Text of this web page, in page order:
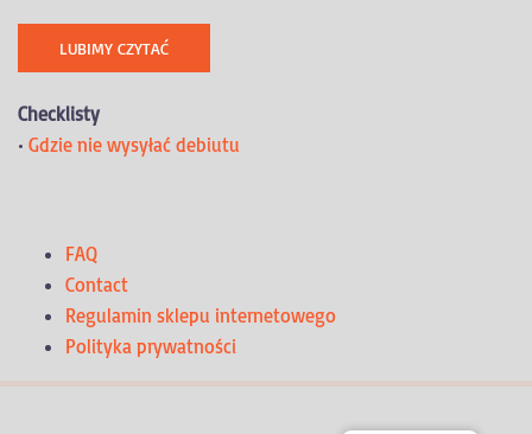
LUBIMY CZYTAĆ
Checklisty
• Gdzie nie wysyłać debiutu
FAQ
Contact
Regulamin sklepu internetowego
Polityka prywatności